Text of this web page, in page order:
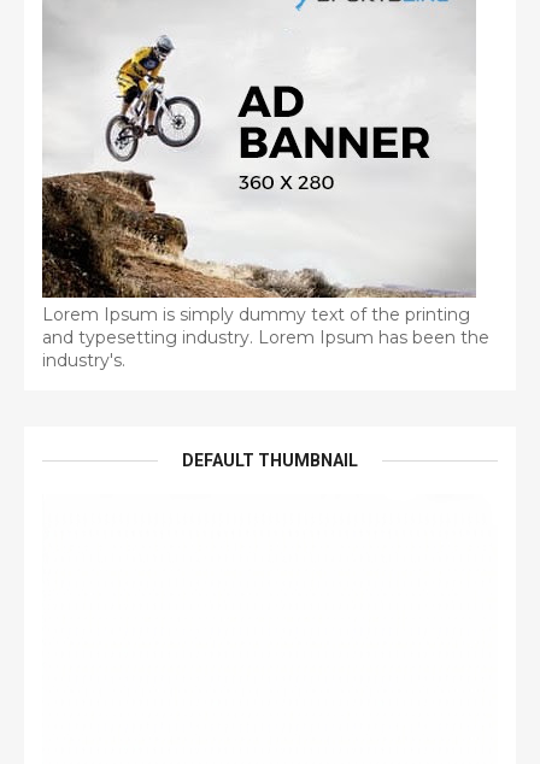
Lorem Ipsum is simply dummy text of the printing
and typesetting industry. Lorem Ipsum has been the
industry's.
DEFAULT THUMBNAIL